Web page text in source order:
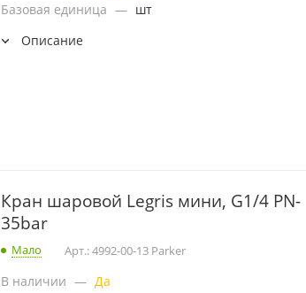
Базовая единица — шт
Описание
Кран шаровой Legris мини, G1/4 PN-
35bar
Мало Арт.: 4992-00-13 Parker
В наличии — Да